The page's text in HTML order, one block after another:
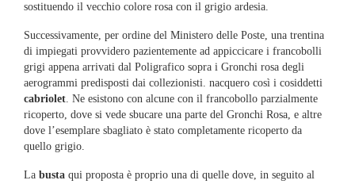
sostituendo il vecchio colore rosa con il grigio ardesia.
Successivamente, per ordine del Ministero delle Poste, una trentina
di impiegati provvidero pazientemente ad appiccicare i francobolli
grigi appena arrivati dal Poligrafico sopra i Gronchi rosa degli
aerogrammi predisposti dai collezionisti. nacquero così i cosiddetti
cabriolet. Ne esistono con alcune con il francobollo parzialmente
ricoperto, dove si vede sbucare una parte del Gronchi Rosa, e altre
dove l’esemplare sbagliato è stato completamente ricoperto da
quello grigio.
La busta qui proposta è proprio una di quelle dove, in seguito al